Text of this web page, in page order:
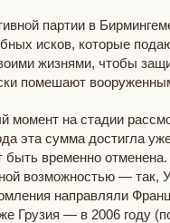
партии в
исков, которые
жизнями, чтобы
помешают
на стадии
эта сумма достигла
временно
возможностью —
направляли
Грузия — в 2006 году